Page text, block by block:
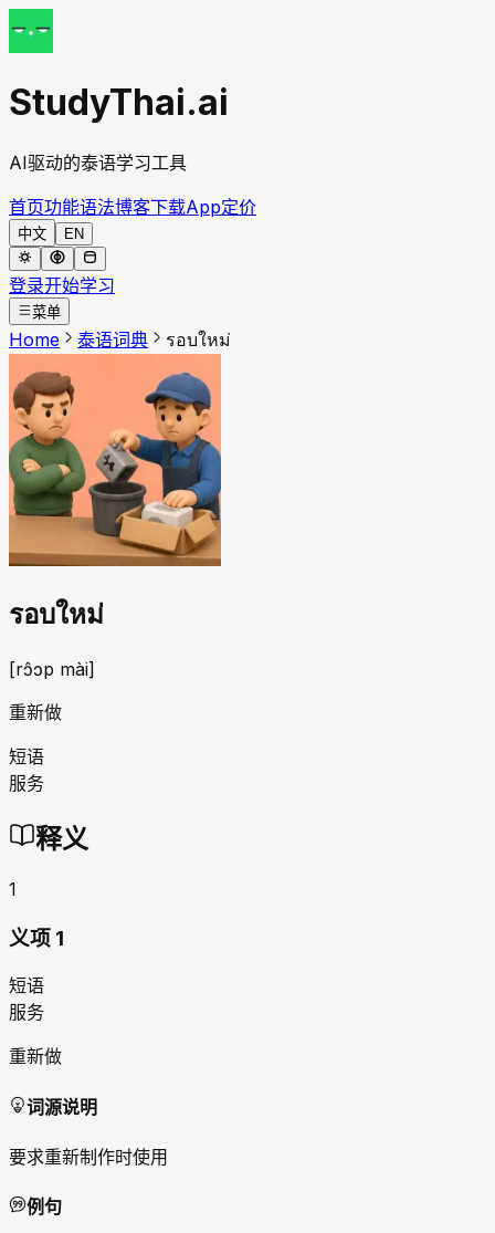
StudyThai.ai
AI驱动的泰语学习工具
首页功能语法博客下载App定价
中文 EN
登录开始学习
菜单
Home 泰语词典 รอบใหม่
รอบใหม่
[rɔ̂ɔp mài]
重新做
短语
服务
释义
1
义项 1
短语
服务
重新做
词源说明
要求重新制作时使用
例句